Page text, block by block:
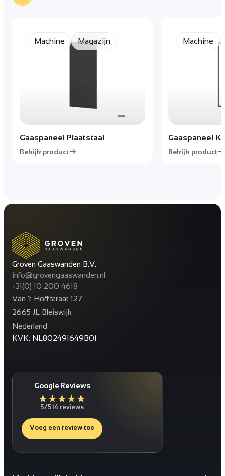
Machine Magazijn
Gaaspaneel Plaatstaal
Bekijk product
Machine
Gaaspaneel
Bekijk product
Groven Gaaswanden B.V.
info@grovengaaswanden.nl
+31(0) 10 200 4618
Van ’t Hoffstraat 127
2665 JL Bleiswijk
Nederland
KVK: NL802491649B01
Google Reviews
★ ★ ★ ★ ★
5/514 reviews
Voeg een review toe